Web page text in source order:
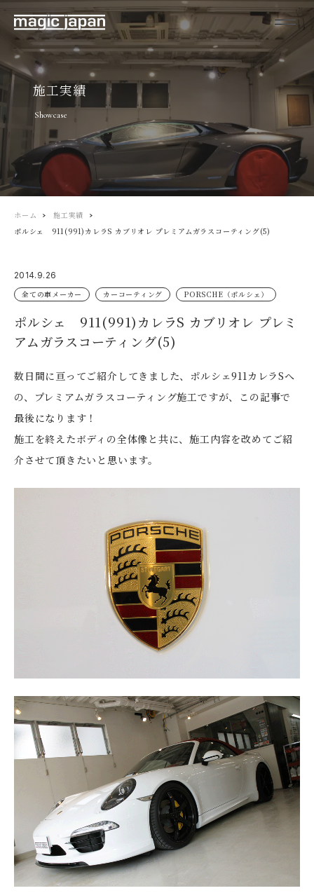
施工実績
Showcase
ホーム
施工実績
ポルシェ 911(991)カレラS カブリオレ プレミアムガラスコーティング(5)
2014.9.26
全ての車メーカー
カーコーティング PORSCHE（ポルシェ）
ポルシェ 911(991)カレラS カブリオレ プレミ
アムガラスコーティング(5)
数日間に亘ってご紹介してきました、ポルシェ911カレラSへ
の、プレミアムガラスコーティング施工ですが、この記事で
最後になります！
施工を終えたボディの全体像と共に、施工内容を改めてご紹
介させて頂きたいと思います。